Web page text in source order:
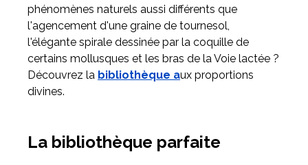
Meuble d'angle
phénomènes naturels aussi différents que
l'agencement d'une graine de tournesol,
l'élégante spirale dessinée par la coquille de
certains mollusques et les bras de la Voie lactée ?
Découvrez la bibliothèque aux proportions
divines.
La bibliothèque parfaite